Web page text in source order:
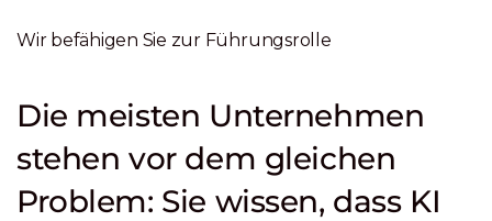
Wir befähigen Sie zur Führungsrolle
Die meisten Unternehmen
stehen vor dem gleichen
Problem: Sie wissen, dass KI